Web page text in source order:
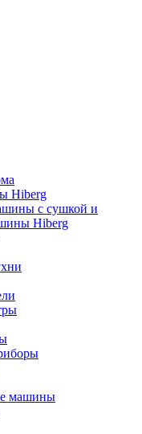
Hiberg
с сушкой и
Hiberg
машины